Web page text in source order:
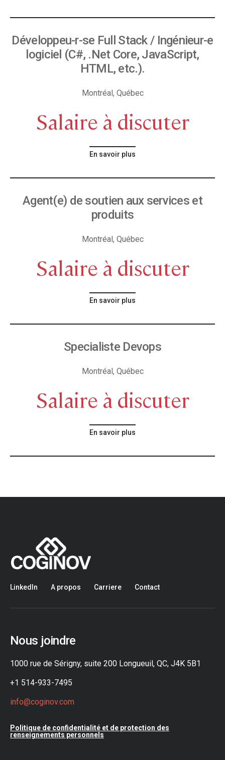
Développeu-r-se Full Stack / Ingénieur-e
logiciel (C#, .Net Core, JavaScript,
HTML, etc.).
Montréal, Québec
Salaire à discuter
En savoir plus
Agent(e) de soutien aux services et
produits
Montréal, Québec
Salaire à discuter
En savoir plus
Specialiste Devops
Montréal, Québec
Salaire à discuter
En savoir plus
LinkedIn A propos Carriere Contact
Nous joindre
1000 rue de Sérigny, suite 200 Longueuil, QC, J4K 5B1
+1 514-933-7495
info@coginov.com
Politique de confidentialité et de protection des
renseignements personnels